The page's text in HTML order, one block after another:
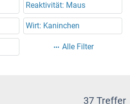
Reaktivität: Maus
Wirt: Kaninchen
Alle Filter
37 Treffer